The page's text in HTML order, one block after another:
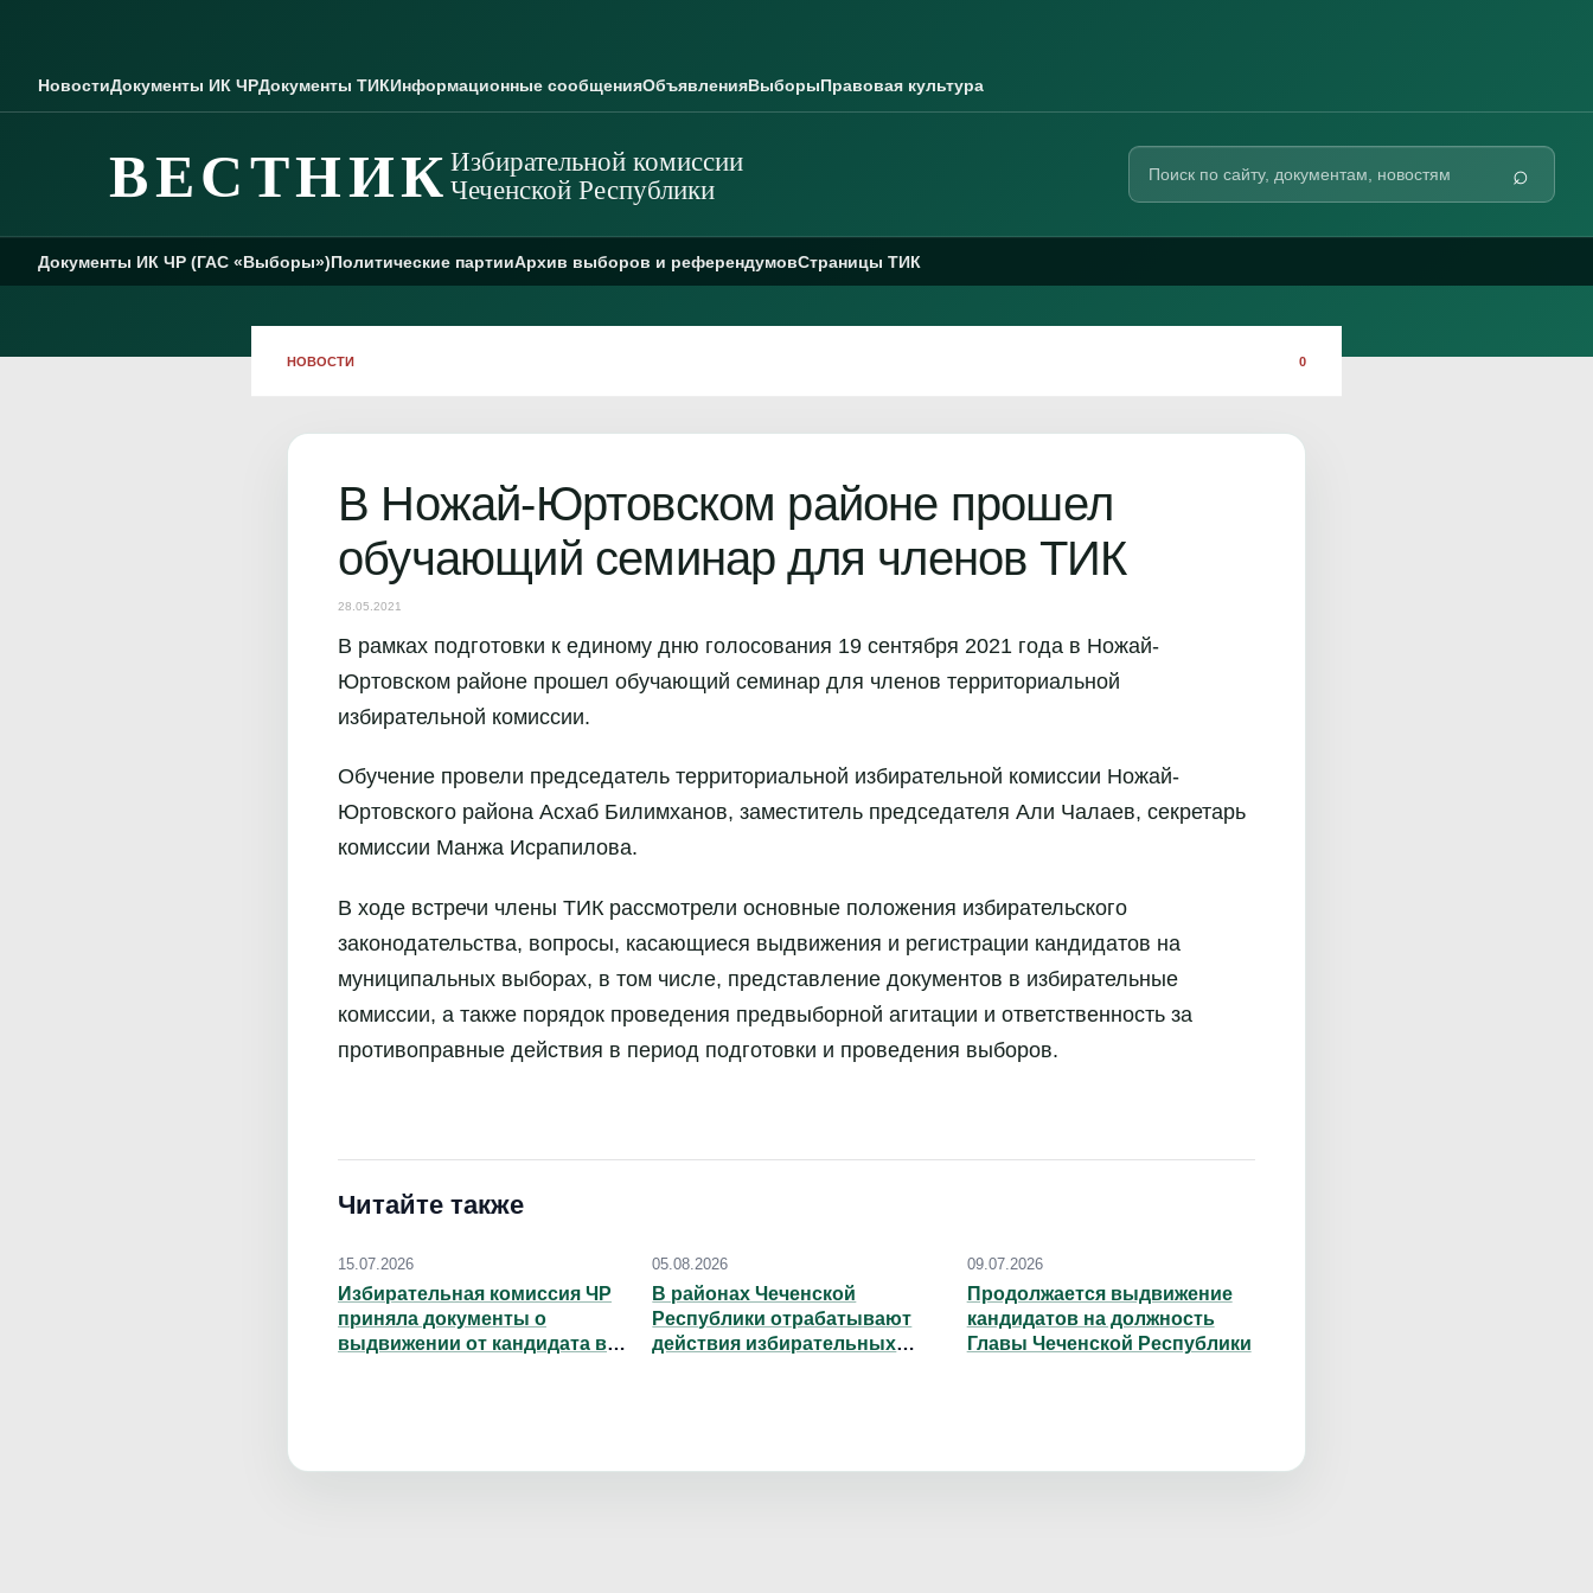
НовостиДокументы ИК ЧРДокументы ТИКИнформационные сообщенияОбъявленияВыборыПравовая культура
ВЕСТНИК Избирательной комиссии
Чеченской Республики
Поиск
сайту
⌕
Документы ИК ЧР (ГАС «Выборы»)Политические партииАрхив выборов и референдумовСтраницы ТИК
НОВОСТИ 0
В Ножай-Юртовском районе прошел
обучающий семинар для членов ТИК
28.05.2021
В рамках подготовки к единому дню голосования 19 сентября 2021 года в Ножай-
Юртовском районе прошел обучающий семинар для членов территориальной
избирательной комиссии.
Обучение провели председатель территориальной избирательной комиссии Ножай-
Юртовского района Асхаб Билимханов, заместитель председателя Али Чалаев, секретарь
комиссии Манжа Исрапилова.
В ходе встречи члены ТИК рассмотрели основные положения избирательского
законодательства, вопросы, касающиеся выдвижения и регистрации кандидатов на
муниципальных выборах, в том числе, представление документов в избирательные
комиссии, а также порядок проведения предвыборной агитации и ответственность за
противоправные действия в период подготовки и проведения выборов.
Читайте также
15.07.2026
Избирательная комиссия ЧР
приняла документы о
выдвижении от кандидата в
05.08.2026
В районах Чеченской
Республики отрабатывают
действия избирательных
09.07.2026
Продолжается выдвижение
кандидатов на должность
Главы Чеченской Республики